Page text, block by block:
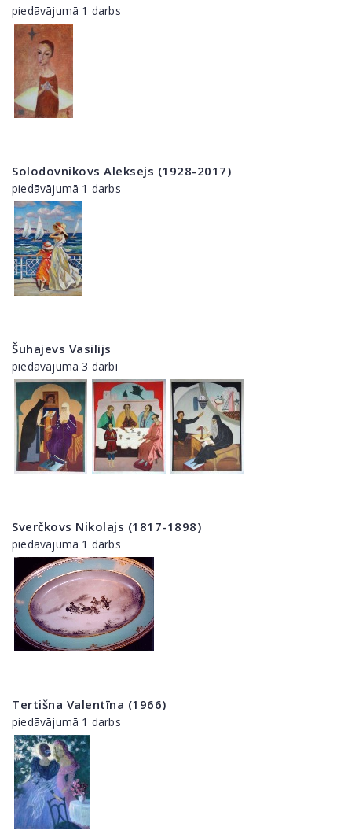
piedāvājumā 1 darbs
Solodovnikovs Aleksejs (1928-2017)
piedāvājumā 1 darbs
Šuhajevs Vasilijs
piedāvājumā 3 darbi
Sverčkovs Nikolajs (1817-1898)
piedāvājumā 1 darbs
Tertišna Valentīna (1966)
piedāvājumā 1 darbs